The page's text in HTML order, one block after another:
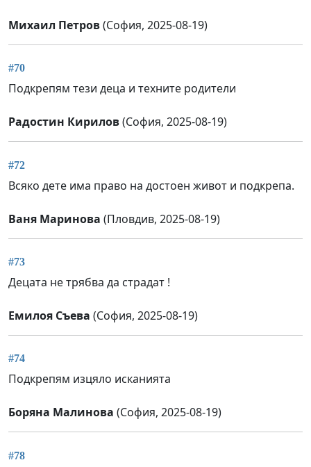
Михаил Петров(София, 2025-08-19)
#70
Подкрепям тези деца и техните родители
Радостин Кирилов(София, 2025-08-19)
#72
Всяко дете има право на достоен живот и подкрепа.
Ваня Маринова (Пловдив, 2025-08-19)
#73
Децата не трябва да страдат !
Емилоя Съева (София, 2025-08-19)
#74
Подкрепям изцяло исканията
Боряна Малинова (София, 2025-08-19)
#78